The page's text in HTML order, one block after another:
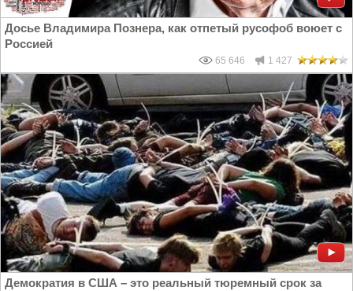
Досье Владимира Познера, как отпетый русофоб воюет с
Россией
65 646 1 427
Демократия в США – это реальный тюремный срок за